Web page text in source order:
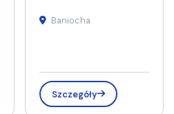
Baniocha
Szczegóły